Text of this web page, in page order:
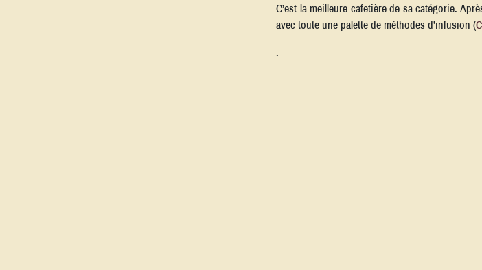
C’est la meilleure cafetière de sa catégorie.
avec toute une palette de méthodes d’infusion (
.